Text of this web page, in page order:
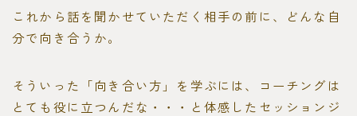
これから話を聞かせていただく相手の前に、どんな自
分で向き合うか。
そういった「向き合い方」を学ぶには、コーチングは
とても役に立つんだな・・・と体感したセッションジ